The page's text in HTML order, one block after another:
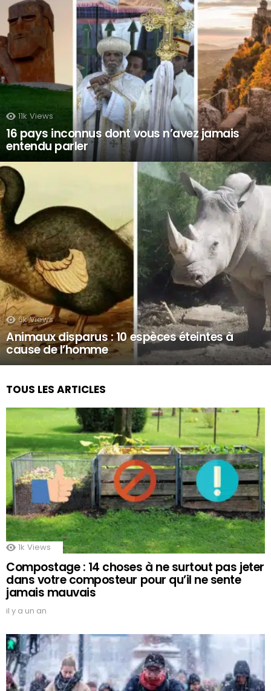
11k Views
16 pays inconnus dont vous n’avez jamais
entendu parler
6k Views
Animaux disparus : 10 espèces éteintes à
cause de l’homme
TOUS LES ARTICLES
1k Views
Compostage : 14 choses à ne surtout pas jeter
dans votre composteur pour qu’il ne sente
jamais mauvais
il y a un an